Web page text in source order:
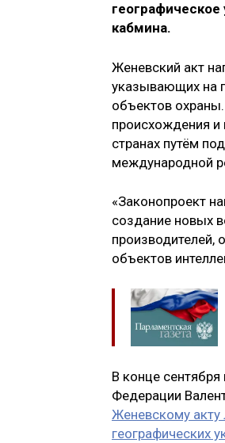
кабмина.
Женевский акт
указывающих на
объектов
происхождения и
странах путём
международной
«Законопроект
создание новых
производителей,
объектов
В конце сентября
Федерации
Женевскому акту
географических